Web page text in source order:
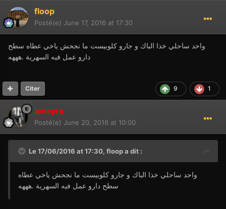
floop
Posté(e) June 17, 2016 at 17:30
واحد ساحلي خذا الباك و جارو كلوبيست ما نجحش ياخي عطاه سطح
دارو عمل فيه السهرية .هههه
9 1
Citer
amayra
Posté(e) June 20, 2016 at 10:00
Le 17/06/2016 at 17:30, floopa dit :
واحد ساحلي خذا الباك و جارو كلوبيست ما نجحش ياخي عطاه
سطح دارو عمل فيه السهرية .هههه